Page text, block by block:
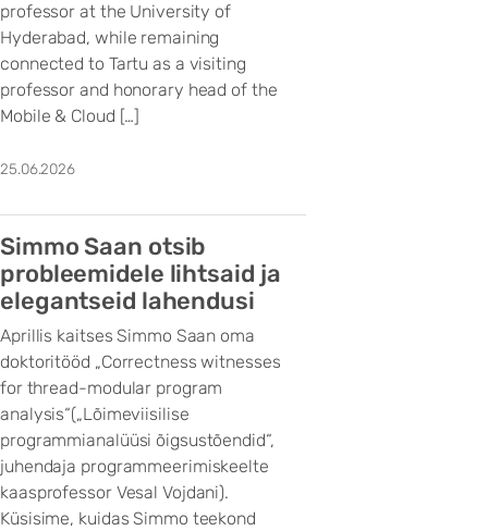
professor at the University of
Hyderabad, while remaining
connected to Tartu as a visiting
professor and honorary head of the
Mobile & Cloud […]
25.06.2026
Simmo Saan otsib
probleemidele lihtsaid ja
elegantseid lahendusi
Aprillis kaitses Simmo Saan oma
doktoritööd „Correctness witnesses
for thread-modular program
analysis“(„Lõimeviisilise
programmianalüüsi õigsustõendid“,
juhendaja programmeerimiskeelte
kaasprofessor Vesal Vojdani).
Küsisime, kuidas Simmo teekond